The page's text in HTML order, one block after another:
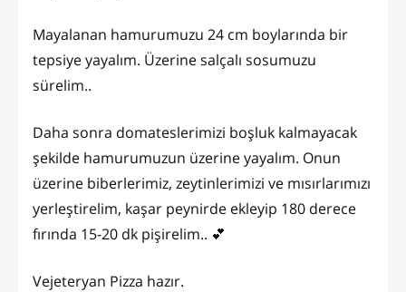
Mayalanan hamurumuzu 24 cm boylarında bir
tepsiye yayalım. Üzerine salçalı sosumuzu
sürelim..
Daha sonra domateslerimizi boşluk kalmayacak
şekilde hamurumuzun üzerine yayalım. Onun
üzerine biberlerimiz, zeytinlerimizi ve mısırlarımızı
yerleştirelim, kaşar peynirde ekleyip 180 derece
fırında 15-20 dk pişirelim.. 💕
Vejeteryan Pizza hazır.